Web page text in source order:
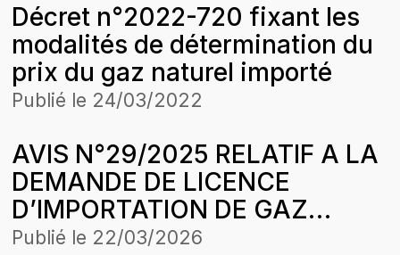
RAFFINAGE (SAR) SUR DES
CESSIONS DE GAZ BUTANE
POUR LA PERIODE
D’APPLICATION DE LA
MARS 2025
Décret n°2022-720 fixant les
modalités de détermination du
prix du gaz naturel importé
Publié le 24/03/2022
AVIS N°29/2025 RELATIF A LA
DEMANDE DE LICENCЕ
D’IMPORTATION DE GAZ
NATUREL LIQUEFIE DE ELTON
Publié le 22/03/2026